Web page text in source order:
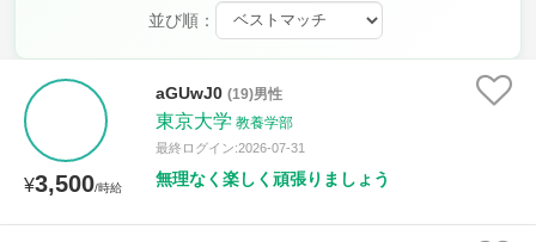
並び順：
¥3,500/時給
aGUwJ0 (19)男性
東京大学 教養学部
最終ログイン:2026-07-31
無理なく楽しく頑張りましょう
公民 芸術 音楽 保健体育
時給：¥1,000 ～ ¥10,000
授業可能日